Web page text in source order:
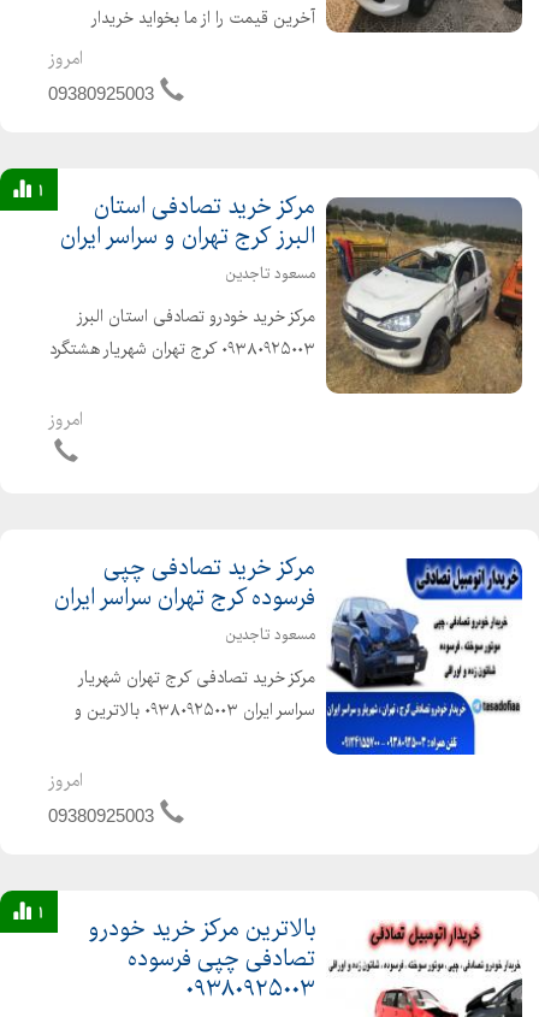
آخرین قیمت را از ما بخواید خریدار
خریدار چپی کرج خریدار تصادفی تهران
امروز
09380925003
1
مرکز خرید تصادفی استان
البرز کرج تهران و سراسر ایران
مسعود تاجدین
مرکز خرید خودرو تصادفی استان البرز
۰۹۳۸۰۹۲۵۰۰۳ کرج تهران شهریار هشتگرد
ما بگیرید تصادفی چپی فرسوده اوراقیامروز
مرکز خرید تصادفی چپی
فرسوده کرج تهران سراسر ایران
مسعود تاجدین
مرکز خرید تصادفی کرج تهران شهریار
سراسر ایران ۰۹۳۸۰۹۲۵۰۰۳ بالاترین و
تصادفی در سراسر ایران خریدار خودرو
تصادفی کرج خریدار ماشین تصادفی کرج
امروز
09380925003
1
بالاترین مرکز خرید خودرو
تصادفی چپی فرسوده
۰۹۳۸۰۹۲۵۰۰۳